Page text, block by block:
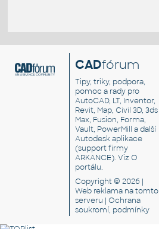
CADfórum
Tipy, triky, podpora,
pomoc a rady pro
AutoCAD, LT, Inventor,
Revit, Map, Civil 3D, 3ds
Max, Fusion, Forma,
Vault, PowerMill a další
Autodesk aplikace
(support firmy
ARKANCE). VizO
portálu.
Copyright © 2026 |
Web reklama na tomto
serveru |Ochrana
soukromí, podmínky